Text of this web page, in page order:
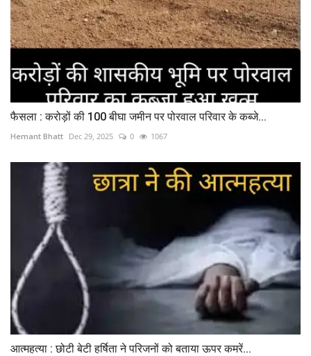
फैसला : करोड़ों की 100 बीघा जमीन पर पोरवाल परिवार के कब्जे...
Hemant Bhatt Dec 29, 2025 0 1067
आत्महत्या : छोटी बेटी हर्षिता ने परिजनों को बताया ऊपर कमरें...